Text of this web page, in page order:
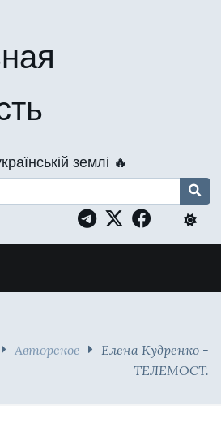
землі 🔥
Авторское
Елена Кудренко -
ТЕЛЕМОСТ.